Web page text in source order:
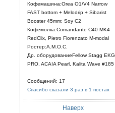
Кофемашина:Orea O1/V4 Narrow
FAST bottom + Melodrip + Sibarist
Booster 45mm; Soy C2
Кофемолка:Comandante C40 MK4
RedClix, Pietro Fiorenzato M-modal
Ростер:A.M.O.C.
Др. оборудованиеFellow Stagg EKG
PRO, ACAIA Pearl, Kalita Wave #185
Сообщений: 17
Спасибо сказали 3 раз в 1 постах
Наверх